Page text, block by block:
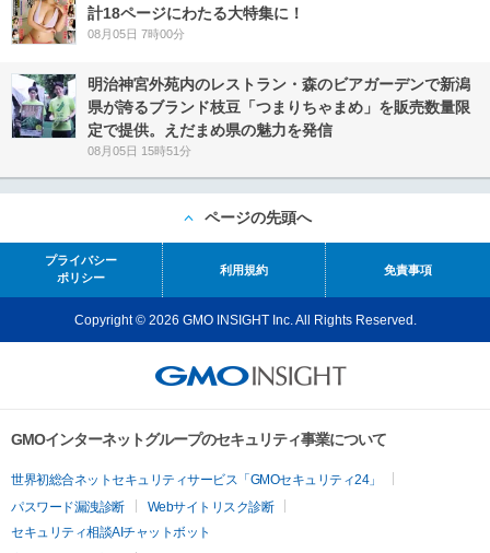
計18ページにわたる大特集に！
08月05日 7時00分
明治神宮外苑内のレストラン・森のビアガーデンで新潟
県が誇るブランド枝豆「つまりちゃまめ」を販売数量限
定で提供。えだまめ県の魅力を発信
08月05日 15時51分
ページの先頭へ
プライバシー
ポリシー
利用規約 免責事項
Copyright © 2026 GMO INSIGHT Inc. All Rights Reserved.
GMOインターネットグループのセキュリティ事業について
世界初総合ネットセキュリティサービス「GMOセキュリティ24」
パスワード漏洩診断
Webサイトリスク診断
セキュリティ相談AIチャットボット